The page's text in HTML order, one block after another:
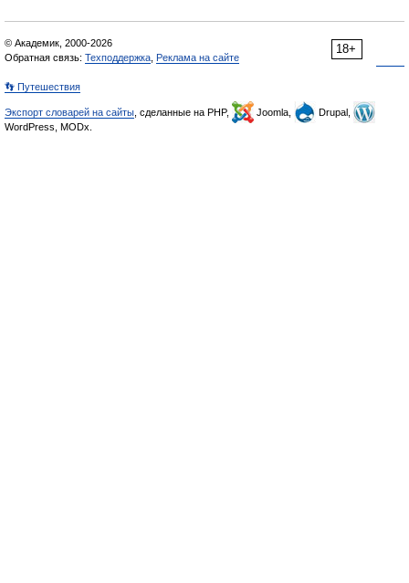
18+
© Академик, 2000-2026
Обратная связь: Техподдержка Реклама на сайте
👣 Путешествия
Экспорт словарей на сайты , сделанные на PHP, Joomla,
Drupal,
WordPress, MODx.